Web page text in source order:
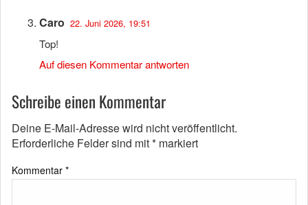
Caro 22. Juni 2026, 19:51
Top!
Auf diesen Kommentar antworten
Schreibe einen Kommentar
Deine E-Mail-Adresse wird nicht veröffentlicht.
Erforderliche Felder sind mit* markiert
Kommentar *